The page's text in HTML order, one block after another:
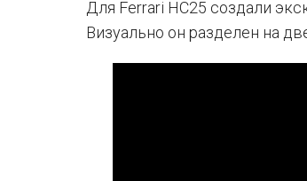
Для Ferrari HC25 создали
Визуально он разделен на